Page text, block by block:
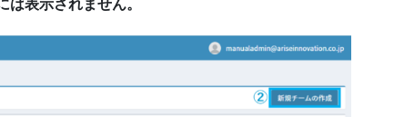
表示されません。